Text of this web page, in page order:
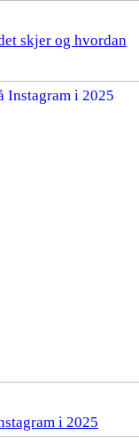
skjer og hvordan
i 2025